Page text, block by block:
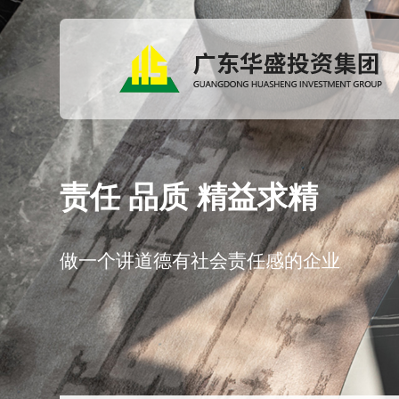
责任 品质 精益求精
做一个讲道德有社会责任感的企业